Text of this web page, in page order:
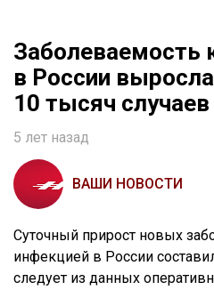
Заболеваемость
в России
10 тысяч случаев
5 лет назад
ВАШИ НОВОСТИ
Суточный прирост новых
инфекцией в России
следует из данных